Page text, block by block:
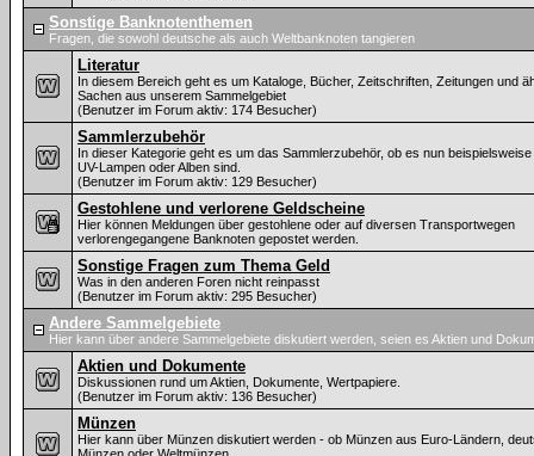
Sonstige Banknotenthemen
Fragen, die sowohl deutsche als auch Weltbanknoten tangieren
Literatur
In diesem Bereich geht es um Kataloge, Bücher, Zeitschriften, Zeitungen und
Sachen aus unserem Sammelgebiet
(Benutzer im Forum aktiv: 174 Besucher)
Sammlerzubehör
In dieser Kategorie geht es um das Sammlerzubehör, ob es nun
UV-Lampen oder Alben sind.
(Benutzer im Forum aktiv: 129 Besucher)
Gestohlene und verlorene Geldscheine
Hier können Meldungen über gestohlene oder auf diversen Transportwegen
verlorengegangene Banknoten gepostet werden.
Sonstige Fragen zum Thema Geld
Was in den anderen Foren nicht reinpasst
(Benutzer im Forum aktiv: 295 Besucher)
Andere Sammelgebiete
Hier kann über andere Sammelgebiete diskutiert werden, seien es Aktien und
Aktien und Dokumente
Diskussionen rund um Aktien, Dokumente, Wertpapiere.
(Benutzer im Forum aktiv: 136 Besucher)
Münzen
Hier kann über Münzen diskutiert werden - ob Münzen aus Euro-Ländern,